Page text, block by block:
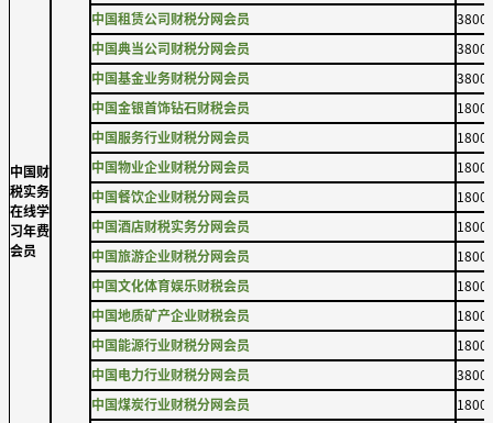
中国财
税实务
在线学
习年费
会员
中国租赁公司财税分网会员
3800
中国典当公司财税分网会员
3800
中国基金业务财税分网会员
3800
中国金银首饰钻石财税会员
1800
中国服务行业财税分网会员
1800
中国物业企业财税分网会员
1800
中国餐饮企业财税分网会员
1800
中国酒店财税实务分网会员
1800
中国旅游企业财税分网会员
1800
中国文化体育娱乐财税会员
1800
中国地质矿产企业财税会员
1800
中国能源行业财税分网会员
1800
中国电力行业财税分网会员
3800
中国煤炭行业财税分网会员
1800